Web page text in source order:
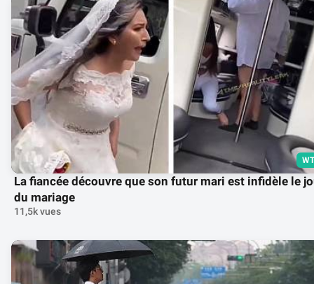
La fiancée découvre que son futur mari est infidèle le
du mariage
11,5k vues